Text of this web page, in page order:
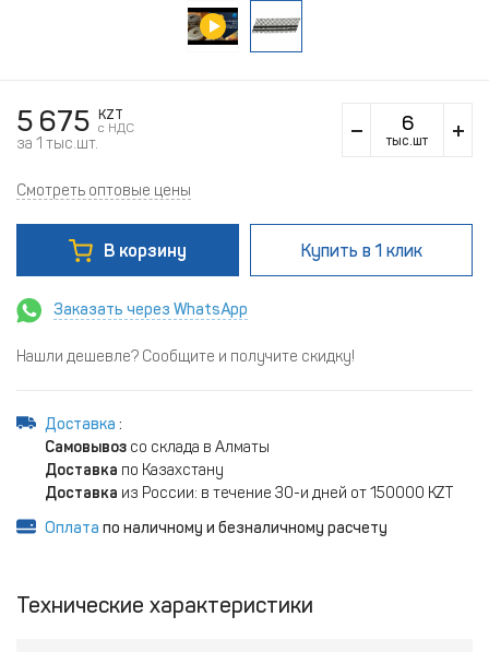
5 675
KZT
c НДС
за 1 тыс.шт. тыс.шт
Смотреть оптовые цены
В корзину Купить в 1 клик
Заказать через WhatsApp
Нашли дешевле? Сообщите и получите скидку!
Доставка :
Самовывоз со склада в Алматы
Доставка по Казахстану
Доставка из России: в течение 30-и дней от 150000 KZT
Оплата по наличному и безналичному расчету
Технические характеристики